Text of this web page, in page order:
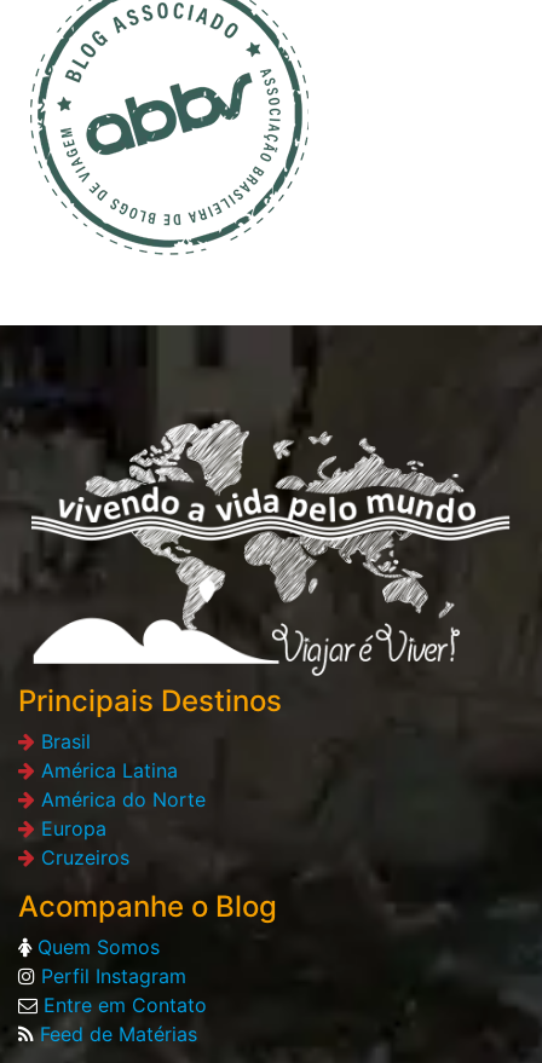
Principais Destinos
Brasil
América Latina
América do Norte
Europa
Cruzeiros
Acompanhe o Blog
Quem Somos
Perfil Instagram
Entre em Contato
Feed de Matérias